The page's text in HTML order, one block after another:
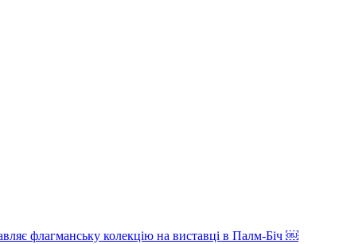
флагманську колекцію на виставці в Палм-Біч ￼